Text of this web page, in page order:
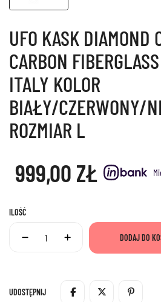
UFO KASK DIAMOND
CARBON
ITALY KOLOR
BIAŁY/CZERWONY/
ROZMIAR L
999,00 ZŁ
ILOŚĆ
DODAJ DO
UDOSTĘPNIJ